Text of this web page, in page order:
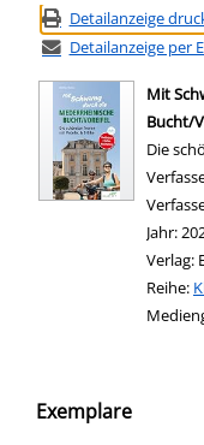
Detailanzeige
Detailanzeige per
Mit
Bucht/
Die
Jahr:
Verlag:
Reihe:
Exemplare